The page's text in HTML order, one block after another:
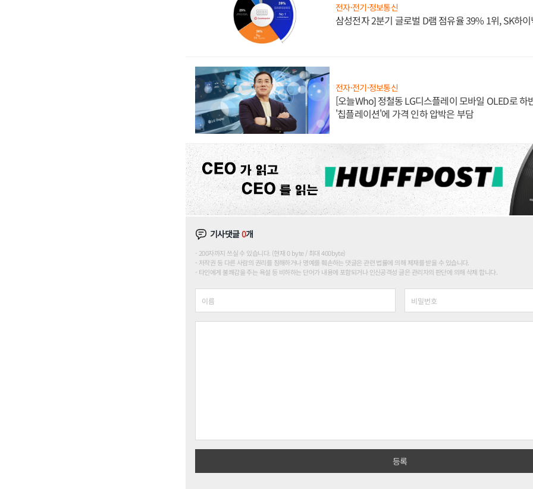
전자·전기·정보통신
삼성전자 2분기 글로벌 D램 점유율 39% 1위, SK하
전자·전기·정보통신
[오늘Who] 정철동 LG디스플레이 모바일 OLED로 하
'칩플레이션'에 가격 인하 압박은 부담
기사댓글0개
200자까지 쓰실 수 있습니다. (현재 0 byte / 최대 400byte)
저작권 등 다른 사람의 권리를 침해하거나 명예를 훼손하는 댓글은 관련 법률에 의해 제재를 받을 수 있습니다.
타인에게 불쾌감을 주는 욕설 등 비하하는 단어가 내용에 포함되거나 인신공격성 글은 관리자의 판단에 의해 삭제 합니다.